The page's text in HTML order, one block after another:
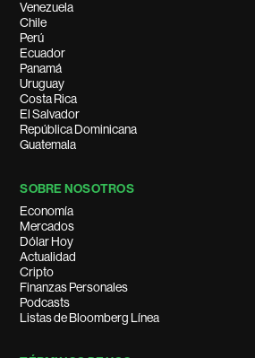
Venezuela
Chile
Perú
Ecuador
Panamá
Uruguay
Costa Rica
El Salvador
República Dominicana
Guatemala
SOBRE NOSOTROS
Economía
Mercados
Dólar Hoy
Actualidad
Cripto
Finanzas Personales
Podcasts
Listas de Bloomberg Línea